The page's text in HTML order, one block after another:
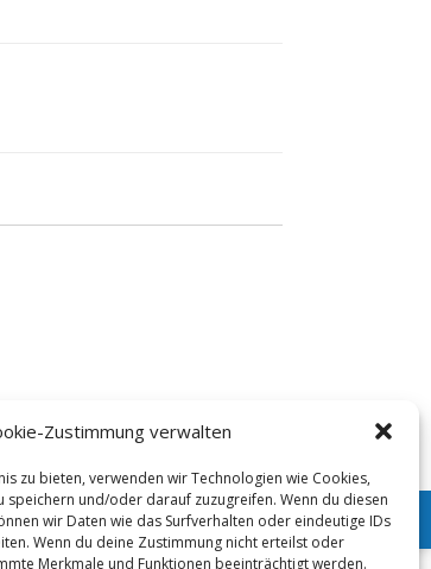
Zustimmung verwalten
zu bieten, verwenden wir Technologien wie Cookies,
speichern und/oder darauf zuzugreifen. Wenn du diesen
wir Daten wie das Surfverhalten oder eindeutige IDs
Wenn du deine Zustimmung nicht erteilst oder
Merkmale und Funktionen beeinträchtigt werden.